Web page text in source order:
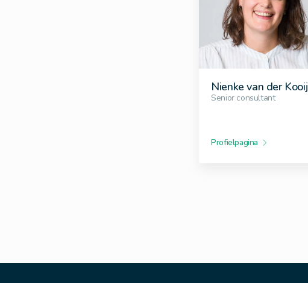
Nienke van der Kooij
Senior consultant
Profielpagina